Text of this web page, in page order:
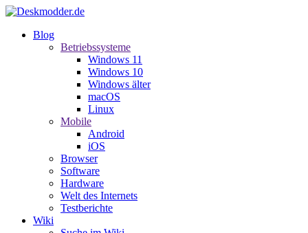
Blog
Betriebssysteme
Windows 11
Windows 10
Windows älter
macOS
Linux
Mobile
Android
iOS
Browser
Software
Hardware
Welt des Internets
Testberichte
Wiki